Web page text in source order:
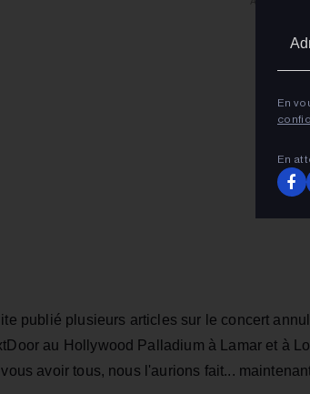
publié plusieurs articles sur le concert
au Hollywood Palladium à Lamar et à
avoir tous, nous l'aurions fait...
En
En